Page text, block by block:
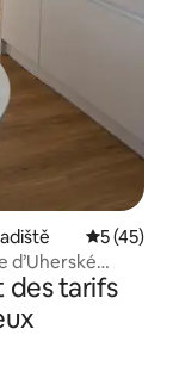
5 (45)
des tarifs